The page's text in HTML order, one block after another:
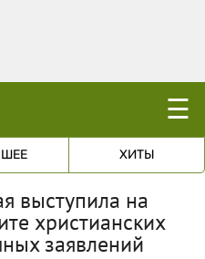
☰
ХИТЫ
выступила на
христианских
заявлений